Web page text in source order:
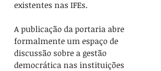
existentes nas IFEs.
A publicação da portaria abre
formalmente um espaço de
discussão sobre a gestão
democrática nas instituições